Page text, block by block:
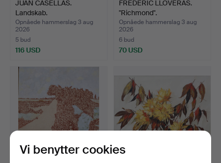
JUAN CASELLAS.
Landskab.
Opnåede hammerslag 3 aug
2026
5 bud
116 USD
FREDERIC LLOVERAS.
"Richmond".
Opnåede hammerslag 3 aug
2026
6 bud
70 USD
Vi benytter cookies